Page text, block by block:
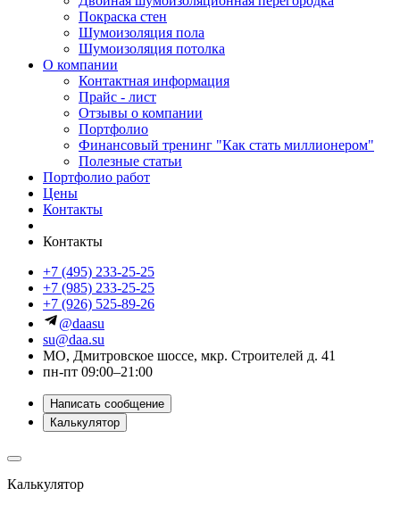
Покраска стен
Шумоизоляция пола
Шумоизоляция потолка
О компании
Контактная информация
Прайс - лист
Отзывы о компании
Портфолио
Финансовый тренинг "Как стать миллионером"
Полезные статьи
Портфолио работ
Цены
Контакты
Контакты
+7 (495) 233-25-25
+7 (985) 233-25-25
+7 (926) 525-89-26
@daasu
su@daa.su
МО, Дмитровское шоссе, мкр. Строителей д. 41
пн-пт 09:00–21:00
Написать сообщение
Калькулятор
Калькулятор